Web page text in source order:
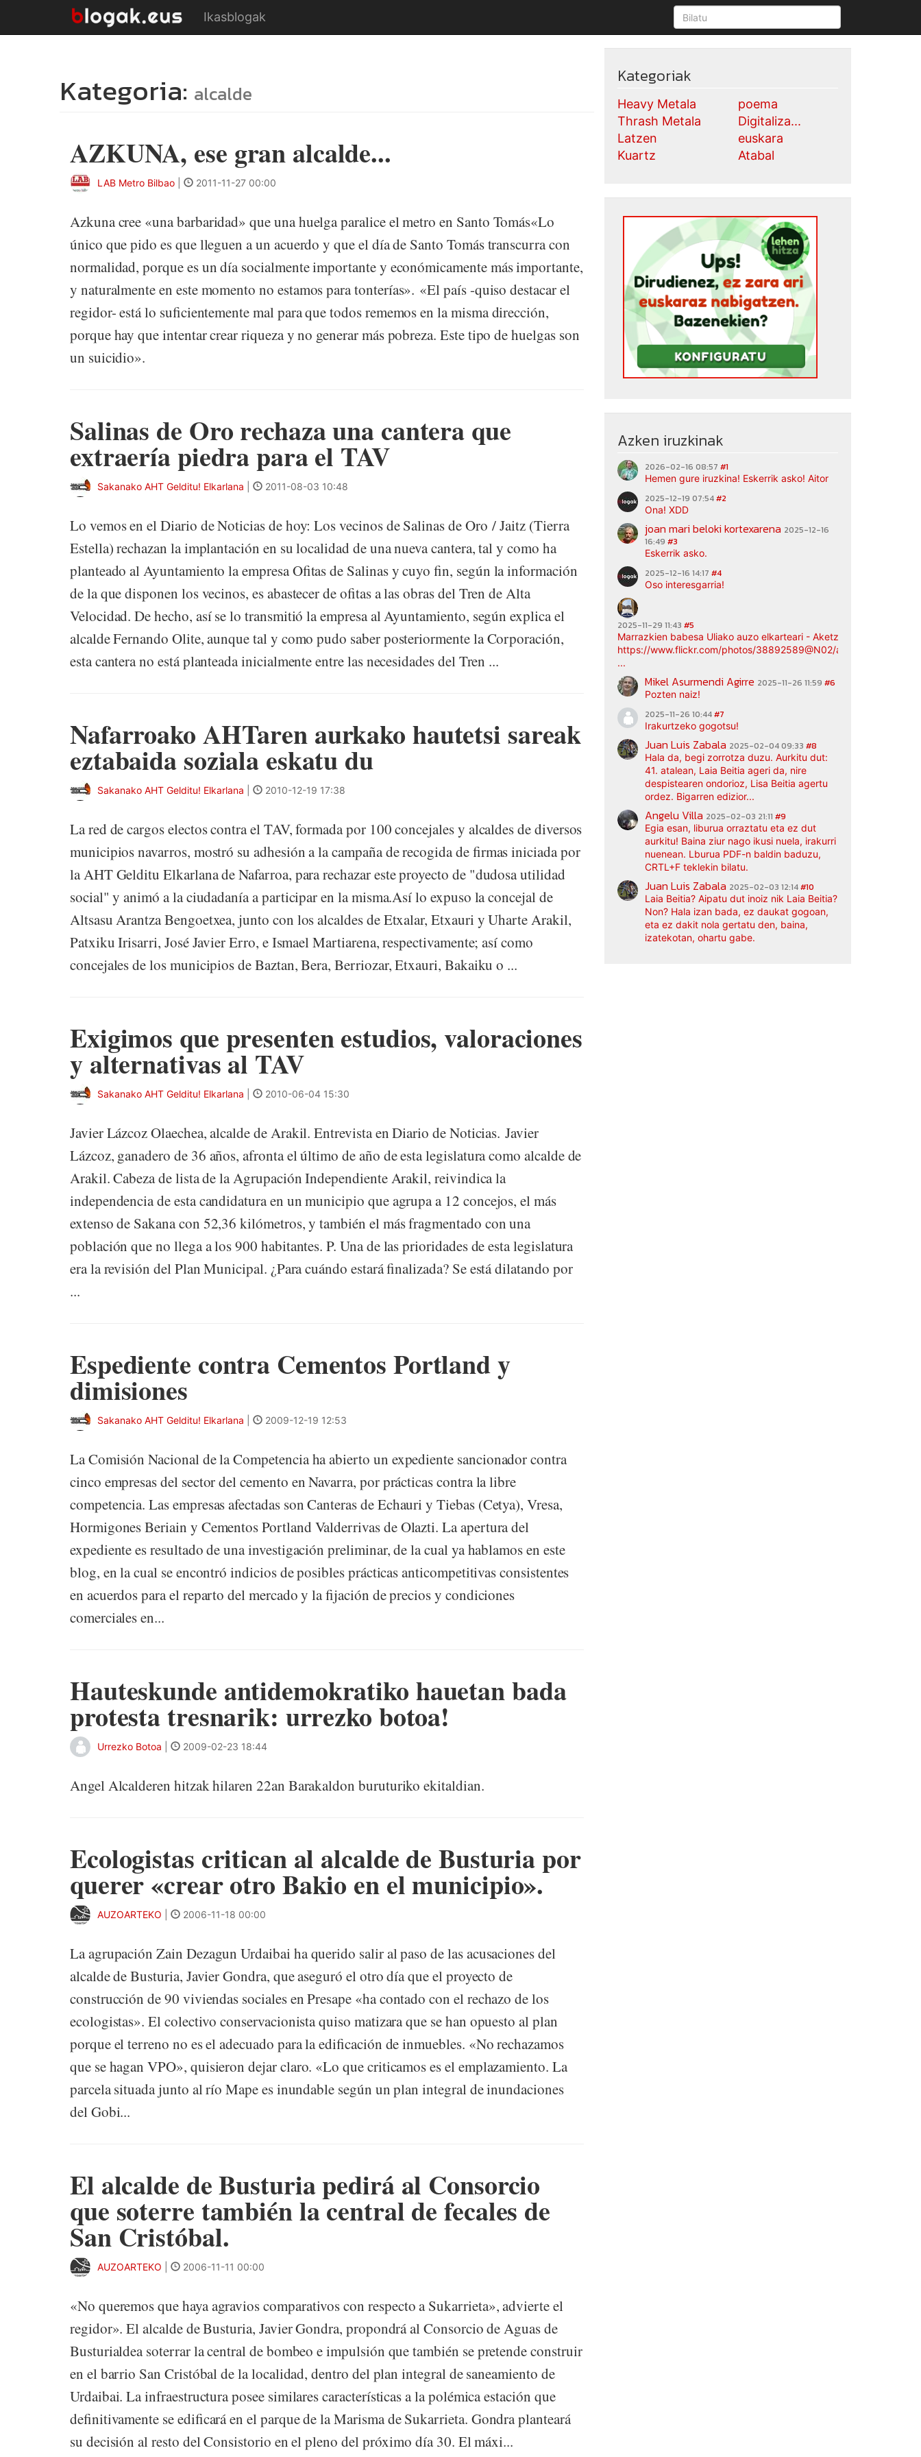
Ikasblogak
Kategoria: alcalde
AZKUNA, ese gran alcalde...
LAB Metro Bilbao 2011-11-27 00:00
Azkuna cree «una barbaridad» que una huelga paralice el metro en Santo Tomás«Lo
único que pido es que lleguen a un acuerdo y que el día de Santo Tomás transcurra con
normalidad, porque es un día socialmente importante y económicamente más importante,
y naturalmente en este momento no estamos para tonterías». «El país -quiso destacar el
regidor- está lo suficientemente mal para que todos rememos en la misma dirección,
porque hay que intentar crear riqueza y no generar más pobreza. Este tipo de huelgas son
un suicidio».
Salinas de Oro rechaza una cantera que
extraería piedra para el TAV
Sakanako AHT Gelditu! Elkarlana 2011-08-03 10:48
Lo vemos en el Diario de Noticias de hoy: Los vecinos de Salinas de Oro / Jaitz (Tierra
Estella) rechazan la implantación en su localidad de una nueva cantera, tal y como ha
planteado al Ayuntamiento la empresa Ofitas de Salinas y cuyo fin, según la información
de la que disponen los vecinos, es abastecer de ofitas a las obras del Tren de Alta
Velocidad. De hecho, así se lo transmitió la empresa al Ayuntamiento, según explica el
alcalde Fernando Olite, aunque tal y como pudo saber posteriormente la Corporación,
esta cantera no está planteada inicialmente entre las necesidades del Tren ...
Nafarroako AHTaren aurkako hautetsi sareak
eztabaida soziala eskatu du
Sakanako AHT Gelditu! Elkarlana 2010-12-19 17:38
La red de cargos electos contra el TAV, formada por 100 concejales y alcaldes de diversos
municipios navarros, mostró su adhesión a la campaña de recogida de firmas iniciada por
la AHT Gelditu Elkarlana de Nafarroa, para rechazar este proyecto de "dudosa utilidad
social" y animó a la ciudadanía a participar en la misma.Así lo expuso la concejal de
Altsasu Arantza Bengoetxea, junto con los alcaldes de Etxalar, Etxauri y Uharte Arakil,
Patxiku Irisarri, José Javier Erro, e Ismael Martiarena, respectivamente; así como
concejales de los municipios de Baztan, Bera, Berriozar, Etxauri, Bakaiku o ...
Exigimos que presenten estudios, valoraciones
y alternativas al TAV
Sakanako AHT Gelditu! Elkarlana 2010-06-04 15:30
Javier Lázcoz Olaechea, alcalde de Arakil. Entrevista en Diario de Noticias. Javier
Lázcoz, ganadero de 36 años, afronta el último de año de esta legislatura como alcalde de
Arakil. Cabeza de lista de la Agrupación Independiente Arakil, reivindica la
independencia de esta candidatura en un municipio que agrupa a 12 concejos, el más
extenso de Sakana con 52,36 kilómetros, y también el más fragmentado con una
población que no llega a los 900 habitantes. P. Una de las prioridades de esta legislatura
era la revisión del Plan Municipal. ¿Para cuándo estará finalizada? Se está dilatando por
...
Espediente contra Cementos Portland y
dimisiones
Sakanako AHT Gelditu! Elkarlana 2009-12-19 12:53
La Comisión Nacional de la Competencia ha abierto un expediente sancionador contra
cinco empresas del sector del cemento en Navarra, por prácticas contra la libre
competencia. Las empresas afectadas son Canteras de Echauri y Tiebas (Cetya), Vresa,
Hormigones Beriain y Cementos Portland Valderrivas de Olazti. La apertura del
expediente es resultado de una investigación preliminar, de la cual ya hablamos en este
blog, en la cual se encontró indicios de posibles prácticas anticompetitivas consistentes
en acuerdos para el reparto del mercado y la fijación de precios y condiciones
comerciales en...
Hauteskunde antidemokratiko hauetan bada
protesta tresnarik: urrezko botoa!
Urrezko Botoa 2009-02-23 18:44
Angel Alcalderen hitzak hilaren 22an Barakaldon buruturiko ekitaldian.
Ecologistas critican al alcalde de Busturia por
querer «crear otro Bakio en el municipio».
AUZOARTEKO 2006-11-18 00:00
La agrupación Zain Dezagun Urdaibai ha querido salir al paso de las acusaciones del
alcalde de Busturia, Javier Gondra, que aseguró el otro día que el proyecto de
construcción de 90 viviendas sociales en Presape «ha contado con el rechazo de los
ecologistas». El colectivo conservacionista quiso matizara que se han opuesto al plan
porque el terreno no es el adecuado para la edificación de inmuebles. «No rechazamos
que se hagan VPO», quisieron dejar claro. «Lo que criticamos es el emplazamiento. La
parcela situada junto al río Mape es inundable según un plan integral de inundaciones
del Gobi...
El alcalde de Busturia pedirá al Consorcio
que soterre también la central de fecales de
San Cristóbal.
AUZOARTEKO 2006-11-11 00:00
«No queremos que haya agravios comparativos con respecto a Sukarrieta», advierte el
regidor». El alcalde de Busturia, Javier Gondra, propondrá al Consorcio de Aguas de
Busturialdea soterrar la central de bombeo e impulsión que también se pretende construir
en el barrio San Cristóbal de la localidad, dentro del plan integral de saneamiento de
Urdaibai. La infraestructura posee similares características a la polémica estación que
definitivamente se edificará en el parque de la Marisma de Sukarrieta. Gondra planteará
su decisión al resto del Consistorio en el pleno del próximo día 30. El máxi...
Kategoriak
Heavy Metala
Thrash Metala
Latzen
Kuartz
poema
Digitaliza...
euskara
Atabal
Azken iruzkinak
2026-02-16 08:57 #1
Hemen gure iruzkina! Eskerrik asko! Aitor
2025-12-19 07:54#2
Ona! XDD
joan mari beloki kortexarena 2025-12-16
16:49 #3
Eskerrik asko.
2025-12-16 14:17 #4
Oso interesgarria!
2025-11-29 11:43 #5
Marrazkien babesa Uliako auzo elkarteari - Aketz etxea (argazki
https://www.flickr.com/photos/38892589@N02/albums/
...
Mikel Asurmendi Agirre 2025-11-26 11:59 #6
Pozten naiz!
2025-11-26 10:44#7
Irakurtzeko gogotsu!
Juan Luis Zabala 2025-02-04 09:33 #8
Hala da, begi zorrotza duzu. Aurkitu dut:
41. atalean, Laia Beitia ageri da, nire
despistearen ondorioz, Lisa Beitia agertu
ordez. Bigarren edizior...
Angelu Villa 2025-02-03 21:11 #9
Egia esan, liburua orraztatu eta ez dut
aurkitu! Baina ziur nago ikusi nuela, irakurri
nuenean. Lburua PDF-n baldin baduzu,
CRTL+F teklekin bilatu.
Juan Luis Zabala 2025-02-03 12:14#10
Laia Beitia? Aipatu dut inoiz nik Laia Beitia?
Non? Hala izan bada, ez daukat gogoan,
eta ez dakit nola gertatu den, baina,
izatekotan, ohartu gabe.